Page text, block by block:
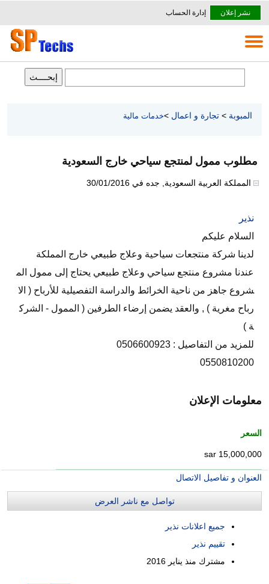
نشر إعلان إدارة الحساب
المبوبة > تجارة و اعمال >خدمات مالية
مطلوب ممول لمنتجع سياحي خارج السعودية
المملكة العربية السعودية جده في 30/01/2016
نذير
السلام عليكم
لدينا شركة منتجعات سياحية وعلاج طبيعي خارج المملكة
عندنا مشروع منتجع سياحي وعلاج طبيعي يحتاج إلى ممول الم
شروع جاهز من ناحية الخرائط والدراسة التفصيلية للأرباح ( الا
رباح مغرية ) , والعقد يضمن إرضاء الطرفين ( الممول - الشرك
ة )
للمزيد من التفاصيل : 0506600923
0550810200
معلومات الإعلان
السعر
15,000,000 sar
العنوان و تفاصيل الاتصال
تواصل مع ناشر العرض
جميع اعلانات نذير
تقييم نذير
مشترك منذ يناير 2016